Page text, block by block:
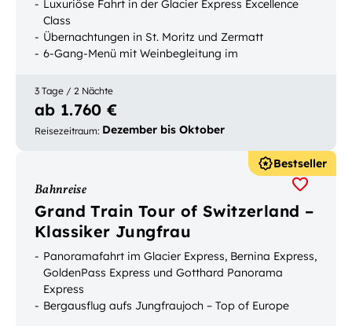
Luxuriöse Fahrt in der Glacier Express Excellence
Class
Übernachtungen in St. Moritz und Zermatt
6-Gang-Menü mit Weinbegleitung im
3 Tage / 2 Nächte
ab 1.760 €
Reisezeitraum: Dezember bis Oktober
Bestseller
Bahnreise
Grand Train Tour of Switzerland –
Klassiker Jungfrau
Panoramafahrt im Glacier Express, Bernina Express,
GoldenPass Express und Gotthard Panorama
Express
Bergausflug aufs Jungfraujoch – Top of Europe